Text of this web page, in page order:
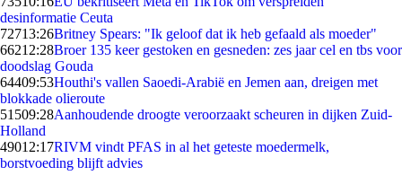
desinformatie Ceuta
72713:26Britney Spears: "Ik geloof dat ik heb gefaald als moeder"
66212:28Broer 135 keer gestoken en gesneden: zes jaar cel en tbs voor
doodslag Gouda
64409:53Houthi's vallen Saoedi-Arabië en Jemen aan, dreigen met
blokkade olieroute
51509:28Aanhoudende droogte veroorzaakt scheuren in dijken Zuid-
Holland
49012:17RIVM vindt PFAS in al het geteste moedermelk,
borstvoeding blijft advies